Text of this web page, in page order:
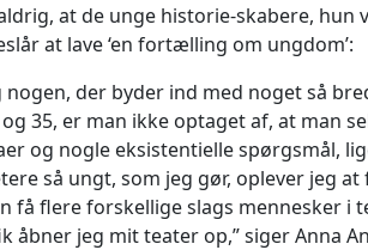
at de unge historie-skabere,
at lave ‘en fortælling om ungdom’:
nogen, der byder ind med noget så
35, er man ikke optaget af, at man
og nogle eksistentielle spørgsmål,
så ungt, som jeg gør, oplever jeg
få flere forskellige slags mennesker i
åbner jeg mit teater op,” siger Anna